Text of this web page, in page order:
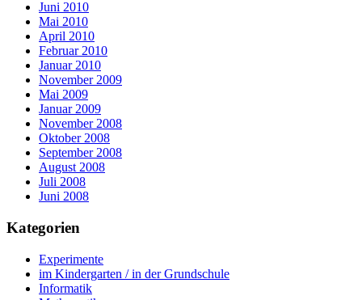
Juni 2010
Mai 2010
April 2010
Februar 2010
Januar 2010
November 2009
Mai 2009
Januar 2009
November 2008
Oktober 2008
September 2008
August 2008
Juli 2008
Juni 2008
Kategorien
Experimente
im Kindergarten / in der Grundschule
Informatik